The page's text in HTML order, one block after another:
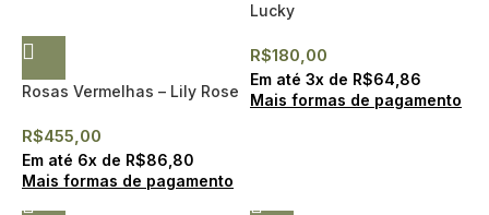
Rosas Vermelhas – Lily Rose
R$455,00
Em até 6x de R$86,80
Mais formas de pagamento
Lucky
R$180,00
Em até 3x de R$64,86
Mais formas de pagamento